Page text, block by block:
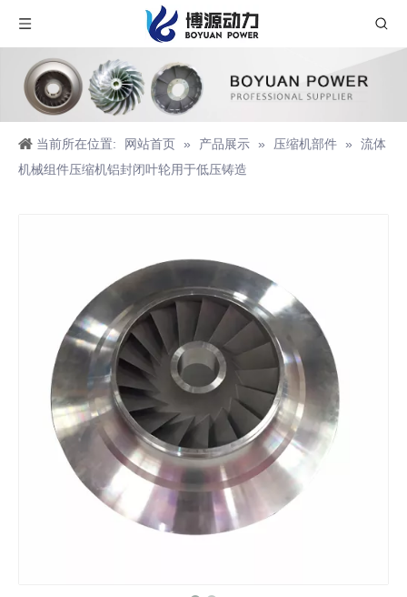
当前所在位置: 网站首页 » 产品展示 » 压缩机部件 »
流体
机械组件压缩机铝封闭叶轮用于低压铸造